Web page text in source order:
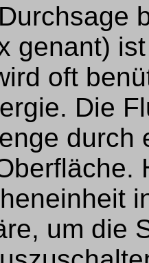
genant)
oft
Die
durch
um die